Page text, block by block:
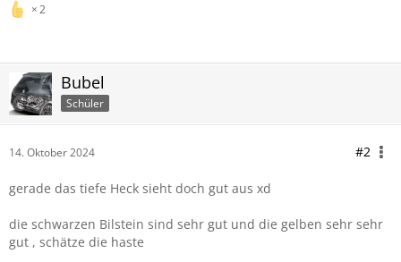
2
Bubel
Schüler
14. Oktober 2024 #2
gerade das tiefe Heck sieht doch gut aus xd
die schwarzen Bilstein sind sehr gut und die gelben sehr sehr
gut , schätze die haste